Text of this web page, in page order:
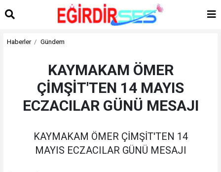
Haberler Gündem
KAYMAKAM ÖMER
ÇİMŞİT'TEN 14 MAYIS
ECZACILAR GÜNÜ MESAJI
KAYMAKAM ÖMER ÇİMŞİT'TEN 14
MAYIS ECZACILAR GÜNÜ MESAJI